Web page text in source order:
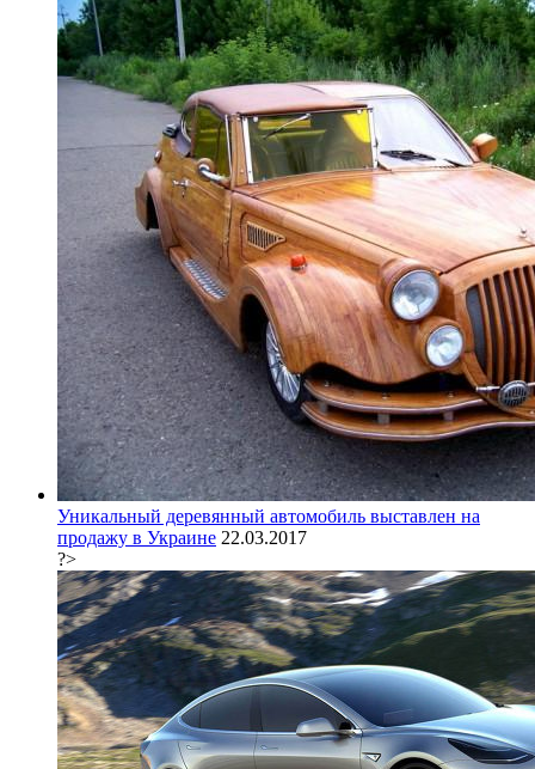
Уникальный деревянный автомобиль выставлен на
продажу в Украине 22.03.2017
?>